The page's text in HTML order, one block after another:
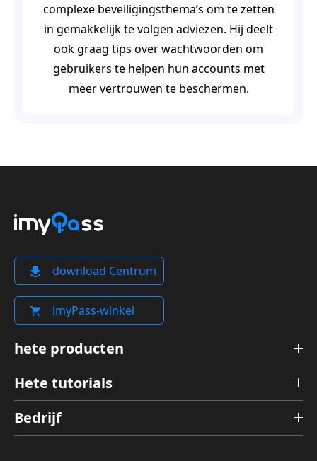
complexe beveiligingsthema’s om te zetten
in gemakkelijk te volgen adviezen. Hij deelt
ook graag tips over wachtwoorden om
gebruikers te helpen hun accounts met
meer vertrouwen te beschermen.
download Centrum
imyPass-winkel
hete producten
Hete tutorials
Bedrijf